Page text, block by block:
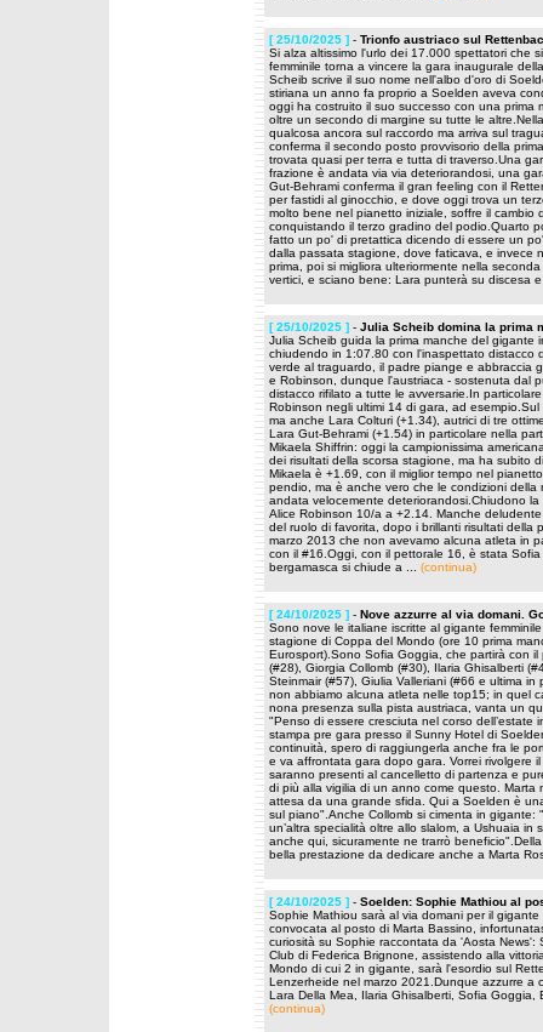
[ 25/10/2025 ] - Trionfo austriaco sul
Si alza altissimo l'urlo dei 17.000 spettatori che
femminile torna a vincere la gara inaugurale
Scheib scrive il suo nome nell'albo d'oro di
stiriana un anno fa proprio a Soelden aveva
oggi ha costruito il suo successo con una prima
oltre un secondo di margine su tutte le
qualcosa ancora sul raccordo ma arriva sul
conferma il secondo posto provvisorio della
trovata quasi per terra e tutta di traverso.Una
frazione è andata via via deteriorandosi, una
Gut-Behrami conferma il gran feeling con il
per fastidi al ginocchio, e dove oggi trova un
molto bene nel pianetto iniziale, soffre il
conquistando il terzo gradino del podio.Quarto
fatto un po' di pretattica dicendo di essere un
dalla passata stagione, dove faticava, e invece
prima, poi si migliora ulteriormente nella
vertici, e sciano bene: Lara punterà su discesa
[ 25/10/2025 ] - Julia Scheib domina la prima
Julia Scheib guida la prima manche del
chiudendo in 1:07.80 con l'inaspettato distacco
verde al traguardo, il padre piange e abbraccia
e Robinson, dunque l'austriaca - sostenuta dal
distacco rifilato a tutte le avversarie.In
Robinson negli ultimi 14 di gara, ad
ma anche Lara Colturi (+1.34), autrici di tre
Lara Gut-Behrami (+1.54) in particolare nella
Mikaela Shiffrin: oggi la campionissima
dei risultati della scorsa stagione, ma ha subito
Mikaela è +1.69, con il miglior tempo nel
pendio, ma è anche vero che le condizioni
andata velocemente deteriorandosi.Chiudono
Alice Robinson 10/a a +2.14. Manche
del ruolo di favorita, dopo i brillanti risultati della
marzo 2013 che non avevamo alcuna atleta in
con il #16.Oggi, con il pettorale 16, è stata
bergamasca si chiude a ... (continua)
[ 24/10/2025 ] - Nove azzurre al via domani.
Sono nove le italiane iscritte al gigante
stagione di Coppa del Mondo (ore 10 prima
Eurosport).Sono Sofia Goggia, che partirà con
(#28), Giorgia Collomb (#30), Ilaria Ghisalberti
Steinmair (#57), Giulia Valleriani (#66 e ultima
non abbiamo alcuna atleta nelle top15; in quel
nona presenza sulla pista austriaca, vanta un
"Penso di essere cresciuta nel corso
stampa pre gara presso il Sunny Hotel di
continuità, spero di raggiungerla anche fra le
e va affrontata gara dopo gara. Vorrei rivolgere
saranno presenti al cancelletto di partenza e
di più alla vigilia di un anno come questo.
attesa da una grande sfida. Qui a Soelden è
sul piano".Anche Collomb si cimenta in
un’altra specialità oltre allo slalom, a Ushuaia
anche qui, sicuramente ne trarrò
bella prestazione da dedicare anche a Marta
[ 24/10/2025 ] - Soelden: Sophie Mathiou al
Sophie Mathiou sarà al via domani per il
convocata al posto di Marta Bassino,
curiosità su Sophie raccontata da 'Aosta
Club di Federica Brignone, assistendo alla
Mondo di cui 2 in gigante, sarà l'esordio sul
Lenzerheide nel marzo 2021.Dunque azzurre a
Lara Della Mea, Ilaria Ghisalberti, Sofia
(continua)